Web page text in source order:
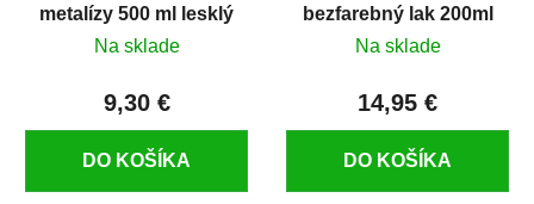
metalízy 500 ml lesklý
Na sklade
9,30 €
DO KOŠÍKA
bezfarebný lak 200ml
Na sklade
14,95 €
DO KOŠÍKA